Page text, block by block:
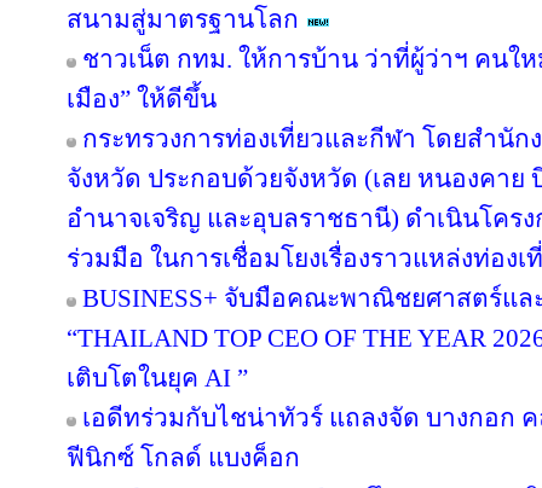
สนามสู่มาตรฐานโลก
ชาวเน็ต กทม. ให้การบ้าน ว่าที่ผู้ว่าฯ คน
เมือง” ให้ดีขึ้น
กระทรวงการท่องเที่ยวและกีฬา โดยสำนั
จังหวัด ประกอบด้วยจังหวัด (เลย หนองคา
อำนาจเจริญ และอุบลราชธานี) ดำเนินโคร
ร่วมมือ ในการเชื่อมโยงเรื่องราวแหล่งท่อง
BUSINESS+ จับมือคณะพาณิชยศาสตร์แ
“THAILAND TOP CEO OF THE YEAR
เติบโตในยุค AI ”
เอดีทร่วมกับไชน่าทัวร์ แถลงจัด บางกอก
ฟีนิกซ์ โกลด์ แบงค็อก